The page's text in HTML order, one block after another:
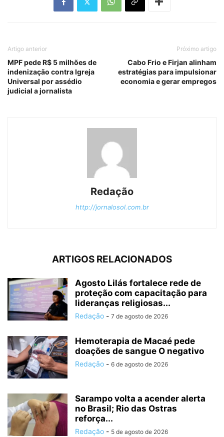
Artigo anterior
MPF pede R$ 5 milhões de
indenização contra Igreja
Universal por assédio
judicial a jornalista
Próximo artigo
Cabo Frio e Firjan alinham
estratégias para impulsionar
economia e gerar empregos
Redação
http://jornalosol.com.br
ARTIGOS RELACIONADOS
Agosto Lilás fortalece rede de
proteção com capacitação para
lideranças religiosas...
Redação - 7 de agosto de 2026
Hemoterapia de Macaé pede
doações de sangue O negativo
Redação - 6 de agosto de 2026
Sarampo volta a acender alerta
no Brasil; Rio das Ostras
reforça...
Redação - 5 de agosto de 2026